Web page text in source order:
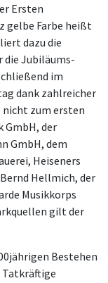
Ersten
gelbe Farbe heißt
dazu die
die Jubiläums-
im
dank zahlreicher
nicht zum ersten
der
GmbH, dem
Heiseners
Hellmich, der
Musikkorps
gilt der
Bestehen
Tatkräftige